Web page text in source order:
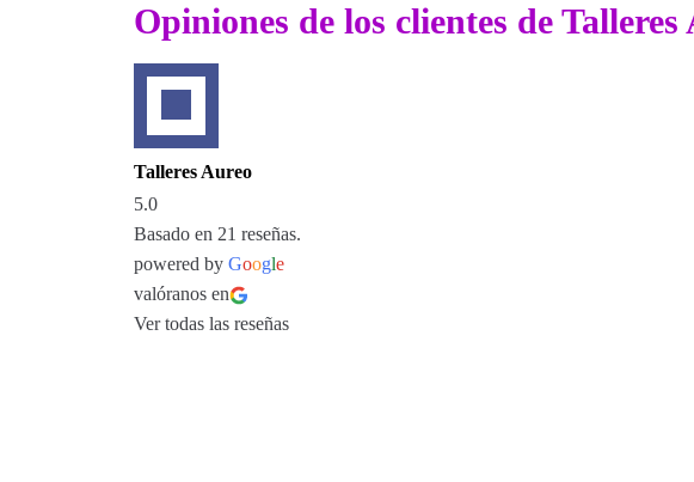
Opiniones de los clientes de Talleres
Talleres Aureo
5.0
Basado en 21 reseñas.
powered by Google
valóranos en
Ver todas las reseñas